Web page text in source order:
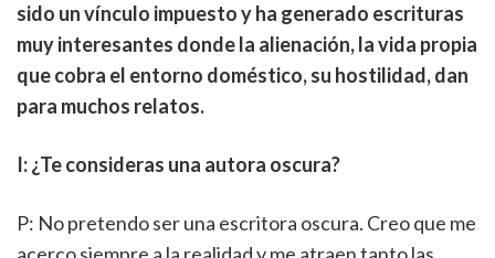
sido un vínculo impuesto y ha generado escrituras
muy interesantes donde la alienación, la vida propia
que cobra el entorno doméstico, su hostilidad, dan
para muchos relatos.
I: ¿Te consideras una autora oscura?
P: No pretendo ser una escritora oscura. Creo que me